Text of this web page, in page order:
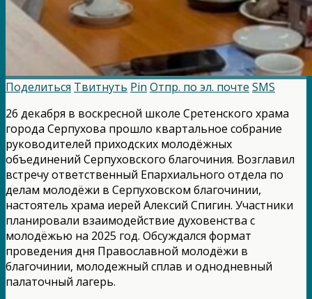
Поделиться Твитнуть Pin Отпр. по эл. почте SMS
26 декабря в воскресной школе Сретенского храма
города Серпухова прошло квартальное собрание
руководителей приходских молодёжных
объединений Серпуховского благочиния. Возглавил
встречу ответственный Епархиального отдела по
делам молодёжи в Серпуховском благочинии,
настоятель храма иерей Алексий Спигин. Участники
планировали взаимодействие духовенства с
молодёжью на 2025 год. Обсуждался формат
проведения дня Православной молодёжи в
благочинии, молодежный сплав и однодневный
палаточный лагерь.